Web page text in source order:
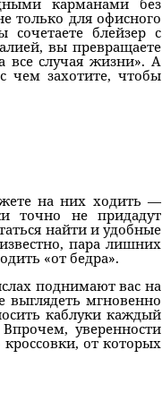
карманами без
только для офисного
сочетаете блейзер с
вы превращаете
случая жизни». А
чем захотите, чтобы
на них ходить —
точно не придадут
найти и удобные
пара лишних
«от бедра».
поднимают вас на
мгновенно
каблуки каждый
уверенности
от которых